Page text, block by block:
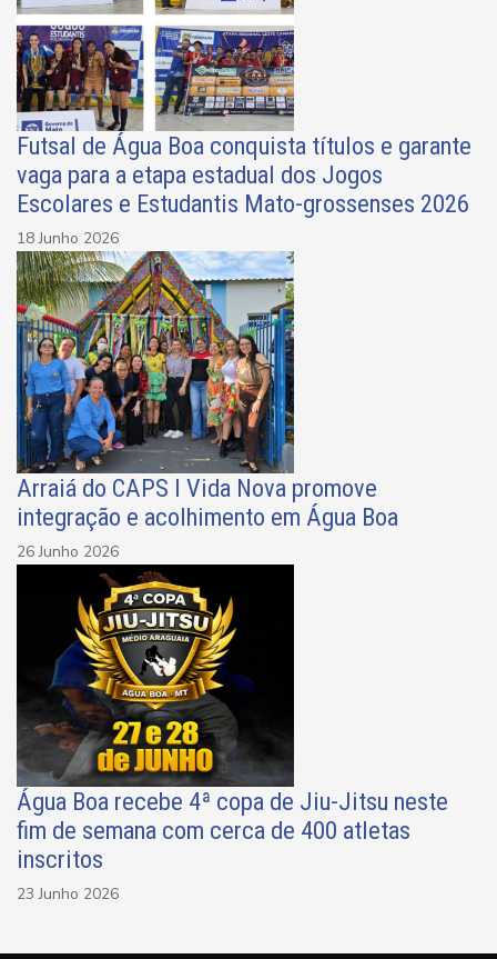
Futsal de Água Boa conquista títulos e garante
vaga para a etapa estadual dos Jogos
Escolares e Estudantis Mato-grossenses 2026
18 Junho 2026
Arraiá do CAPS I Vida Nova promove
integração e acolhimento em Água Boa
26 Junho 2026
Água Boa recebe 4ª copa de Jiu-Jitsu neste
fim de semana com cerca de 400 atletas
inscritos
23 Junho 2026